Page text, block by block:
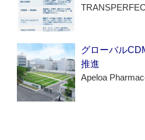
グローバル
推進
Apeloa